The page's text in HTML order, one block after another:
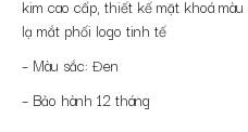
kim cao cấp, thiết kế mặt khoá
lạ mắt phối logo tinh tế
– Màu sắc: Đen
– Bảo hành 12 tháng